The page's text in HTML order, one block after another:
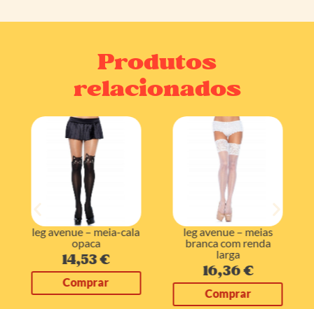
Produtos
relacionados
leg avenue – meia-cala
opaca
14,53€
Comprar
leg avenue – meias
branca com renda
larga
16,36€
Comprar